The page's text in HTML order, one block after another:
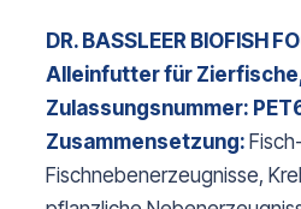
DR. BASSLEER BIOFISH
Alleinfutter für
Zulassungsnummer:
Zusammensetzung:
Fischnebenerzeugnisse,